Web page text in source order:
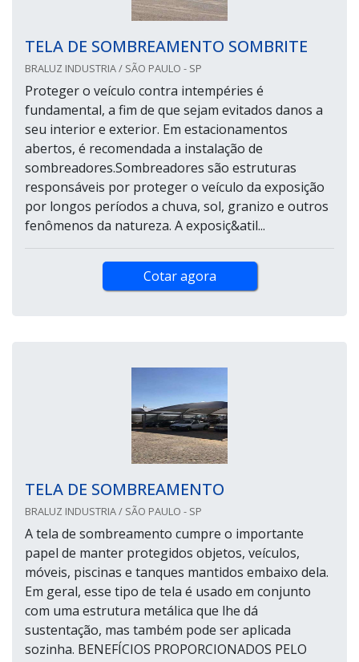
TELA DE SOMBREAMENTO SOMBRITE
BRALUZ INDUSTRIA / SÃO PAULO - SP
Proteger o veículo contra intempéries é
fundamental, a fim de que sejam evitados danos a
seu interior e exterior. Em estacionamentos
abertos, é recomendada a instalação de
sombreadores.Sombreadores são estruturas
responsáveis por proteger o veículo da exposição
por longos períodos a chuva, sol, granizo e outros
fenômenos da natureza. A exposiç&atil...
Cotar agora
TELA DE SOMBREAMENTO
BRALUZ INDUSTRIA / SÃO PAULO - SP
A tela de sombreamento cumpre o importante
papel de manter protegidos objetos, veículos,
móveis, piscinas e tanques mantidos embaixo dela.
Em geral, esse tipo de tela é usado em conjunto
com uma estrutura metálica que lhe dá
sustentação, mas também pode ser aplicada
sozinha. BENEFÍCIOS PROPORCIONADOS PELO